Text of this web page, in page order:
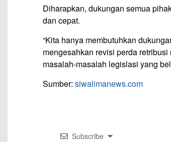
Diharapkan, dukungan semua
dan cepat.
“Kita hanya membutuhkan
mengesahkan revisi perda
masalah-masalah legislasi yang
Sumber: siwalimanews.com
Subscribe